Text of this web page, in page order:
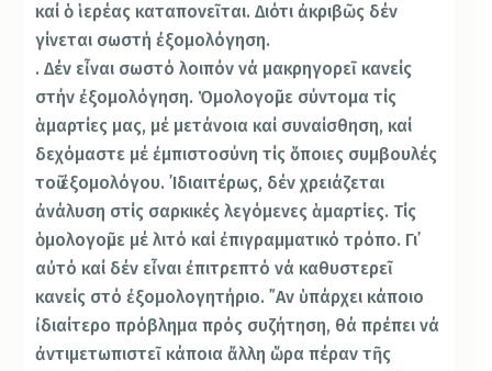
καί ὁ ἱερέας καταπονεῖται. Διότι ἀκριβῶς δέν
γίνεται σωστή ἐξομολόγηση.
. Δέν εἶναι σωστό λοιπόν νά μακρηγορεῖ κανείς
στήν ἐξομολόγηση. Ὁμολογοῦμε σύντομα τίς
ἁμαρτίες μας, μέ μετάνοια καί συναίσθηση, καί
δεχόμαστε μέ ἐμπιστοσύνη τίς ὅποιες συμβουλές
τοῦ ἐξομολόγου. ᾽Ιδιαιτέρως, δέν χρειάζεται
ἀνάλυση στίς σαρκικές λεγόμενες ἁμαρτίες. Τίς
ὁμολογοῦμε μέ λιτό καί ἐπιγραμματικό τρόπο. Γι᾽
αὐτό καί δέν εἶναι ἐπιτρεπτό νά καθυστερεῖ
κανείς στό ἐξομολογητήριο. ῎Αν ὑπάρχει κάποιο
ἰδιαίτερο πρόβλημα πρός συζήτηση, θά πρέπει νά
ἀντιμετωπιστεῖ κάποια ἄλλη ὥρα πέραν τῆς